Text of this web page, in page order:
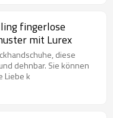
fingerlose
mit Lurex
diese
dehnbar. Sie können
Liebe k